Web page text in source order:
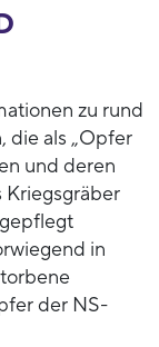
zu rund
die als „Opfer
und deren
Kriegsgräber
in
der NS-